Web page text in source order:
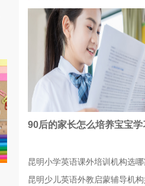
昆明小学英语课外培训机构选哪
昆明少儿英语外教启蒙辅导机构